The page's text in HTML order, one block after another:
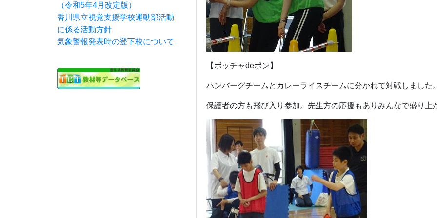
（令和5年4月改定版）
香川県立視覚支援学校運動部活動
に係る活動方針
気象警報発表時の登下校について
【ボッチャdeポン】
ハンバーグチームとカレーライスチームに分かれて対戦しました。
保護者の方も飛び入り参加。先生方の応援もありみんなで盛り上